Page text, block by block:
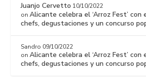
Juanjo Cervetto 10/10/2022
onAlicante celebra el ‘Arroz Fest’ con
chefs, degustaciones y un concurso
Sandro 09/10/2022
onAlicante celebra el ‘Arroz Fest’ con
chefs, degustaciones y un concurso